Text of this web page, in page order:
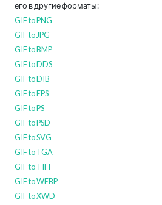
его в другие форматы:
GIF to PNG
GIF to JPG
GIF to BMP
GIF to DDS
GIF to DIB
GIF to EPS
GIF to PS
GIF to PSD
GIF to SVG
GIF to TGA
GIF to TIFF
GIF to WEBP
GIF to XWD